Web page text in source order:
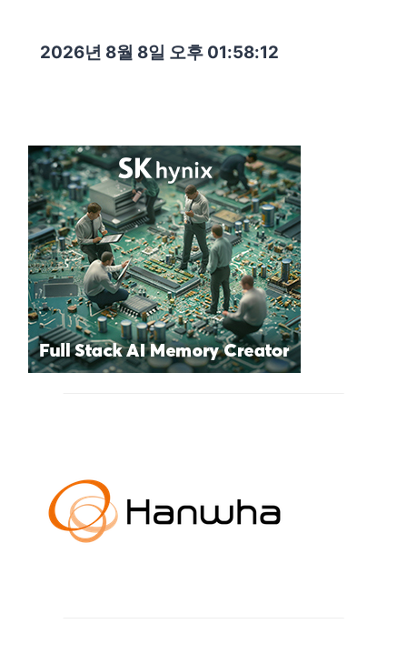
2026년 8월 8일 오후 01:58:14